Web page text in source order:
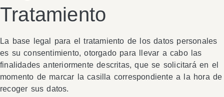
Tratamiento
La base legal para el tratamiento de los datos personales
es su consentimiento, otorgado para llevar a cabo las
finalidades anteriormente descritas, que se solicitará en el
momento de marcar la casilla correspondiente a la hora de
recoger sus datos.